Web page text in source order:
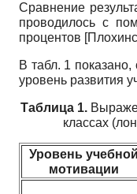
Сравнение
проводилось с
процентов [
В табл. 1
уровень развития
Таблица 1.
классах
Уровень учебной
мотивации